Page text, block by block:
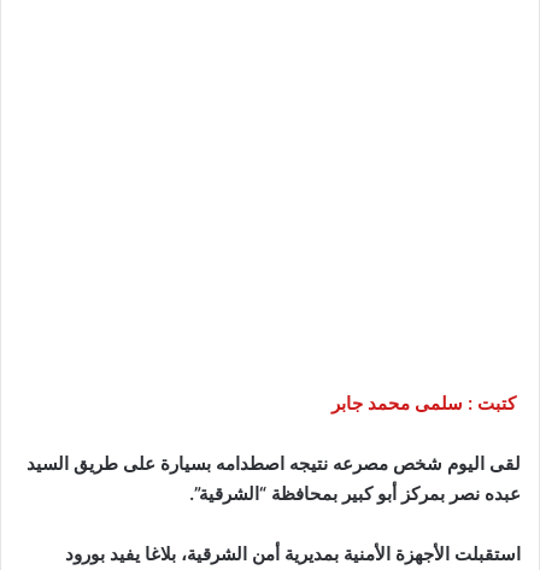
كتبت : سلمى محمد جابر
لقى اليوم شخص مصرعه نتيجه اصطدامه بسيارة على طريق السيد
عبده نصر بمركز أبو كبير بمحافظة “الشرقية”.
استقبلت الأجهزة الأمنية بمديرية أمن الشرقية، بلاغا يفيد بورود